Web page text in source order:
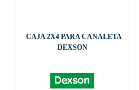
CAJA 2X4 PARA CANALETA
DEXSON